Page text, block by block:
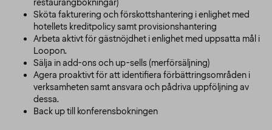
restaurangbokningar)
Sköta fakturering och förskottshantering i enlighet med
hotellets kreditpolicy samt provisionshantering
Arbeta aktivt för gästnöjdhet i enlighet med uppsatta mål i
Loopon.
Sälja in add-ons och up-sells (merförsäljning)
Agera proaktivt för att identifiera förbättringsområden i
verksamheten samt ansvara och pådriva uppföljning av
dessa.
Back up till konferensbokningen